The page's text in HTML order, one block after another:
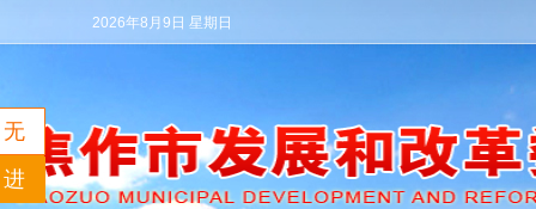
2026年8月9日 星期日
无
障
进